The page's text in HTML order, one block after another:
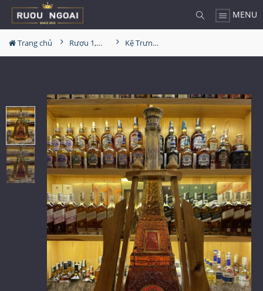
MENU
Trang chủ Rượu 1,5L-2L-3L-4,5L Kệ Trưng Bày Rượu Leopold Extra XO 2000ml